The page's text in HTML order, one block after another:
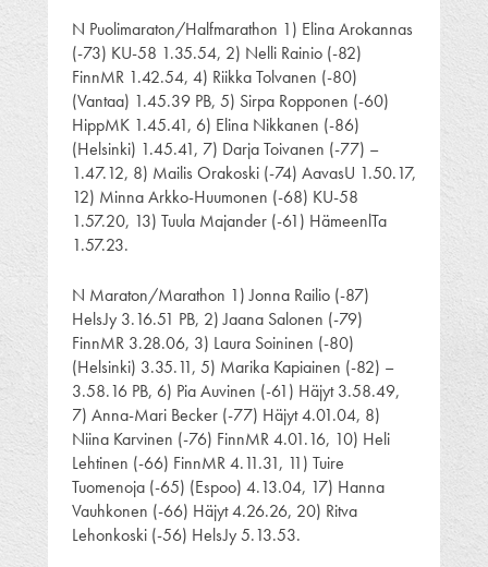
N Puolimaraton/Halfmarathon 1) Elina Arokannas
(-73) KU-58 1.35.54, 2) Nelli Rainio (-82)
FinnMR 1.42.54, 4) Riikka Tolvanen (-80)
(Vantaa) 1.45.39 PB, 5) Sirpa Ropponen (-60)
HippMK 1.45.41, 6) Elina Nikkanen (-86)
(Helsinki) 1.45.41, 7) Darja Toivanen (-77) –
1.47.12, 8) Mailis Orakoski (-74) AavasU 1.50.17,
12) Minna Arkko-Huumonen (-68) KU-58
1.57.20, 13) Tuula Majander (-61) HämeenlTa
1.57.23.
N Maraton/Marathon 1) Jonna Railio (-87)
HelsJy 3.16.51 PB, 2) Jaana Salonen (-79)
FinnMR 3.28.06, 3) Laura Soininen (-80)
(Helsinki) 3.35.11, 5) Marika Kapiainen (-82) –
3.58.16 PB, 6) Pia Auvinen (-61) Häjyt 3.58.49,
7) Anna-Mari Becker (-77) Häjyt 4.01.04, 8)
Niina Karvinen (-76) FinnMR 4.01.16, 10) Heli
Lehtinen (-66) FinnMR 4.11.31, 11) Tuire
Tuomenoja (-65) (Espoo) 4.13.04, 17) Hanna
Vauhkonen (-66) Häjyt 4.26.26, 20) Ritva
Lehonkoski (-56) HelsJy 5.13.53.